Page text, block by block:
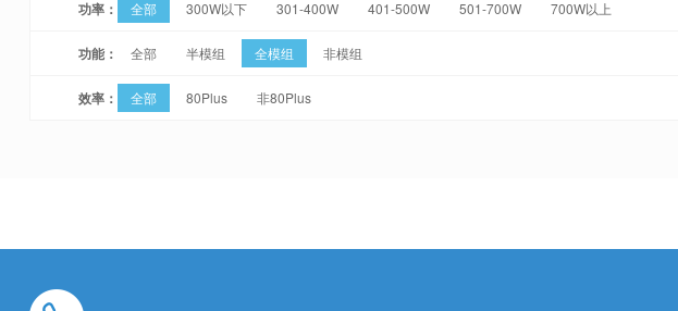
功率： 全部 300W以下 301-400W 401-500W 501-700W 700W以上
功能： 全部 半模组 全模组 非模组
效率： 全部 80Plus 非80Plus